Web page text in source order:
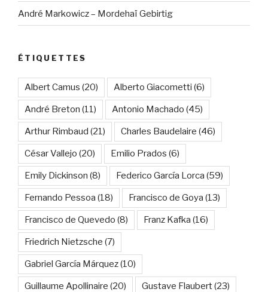
André Markowicz – Mordehaï Gebirtig
ÉTIQUETTES
Albert Camus (20) Alberto Giacometti (6)
André Breton (11) Antonio Machado (45)
Arthur Rimbaud (21) Charles Baudelaire (46)
César Vallejo (20) Emilio Prados (6)
Emily Dickinson (8) Federico García Lorca (59)
Fernando Pessoa (18) Francisco de Goya (13)
Francisco de Quevedo (8) Franz Kafka (16)
Friedrich Nietzsche (7)
Gabriel García Márquez(10)
Guillaume Apollinaire (20) Gustave Flaubert(23)